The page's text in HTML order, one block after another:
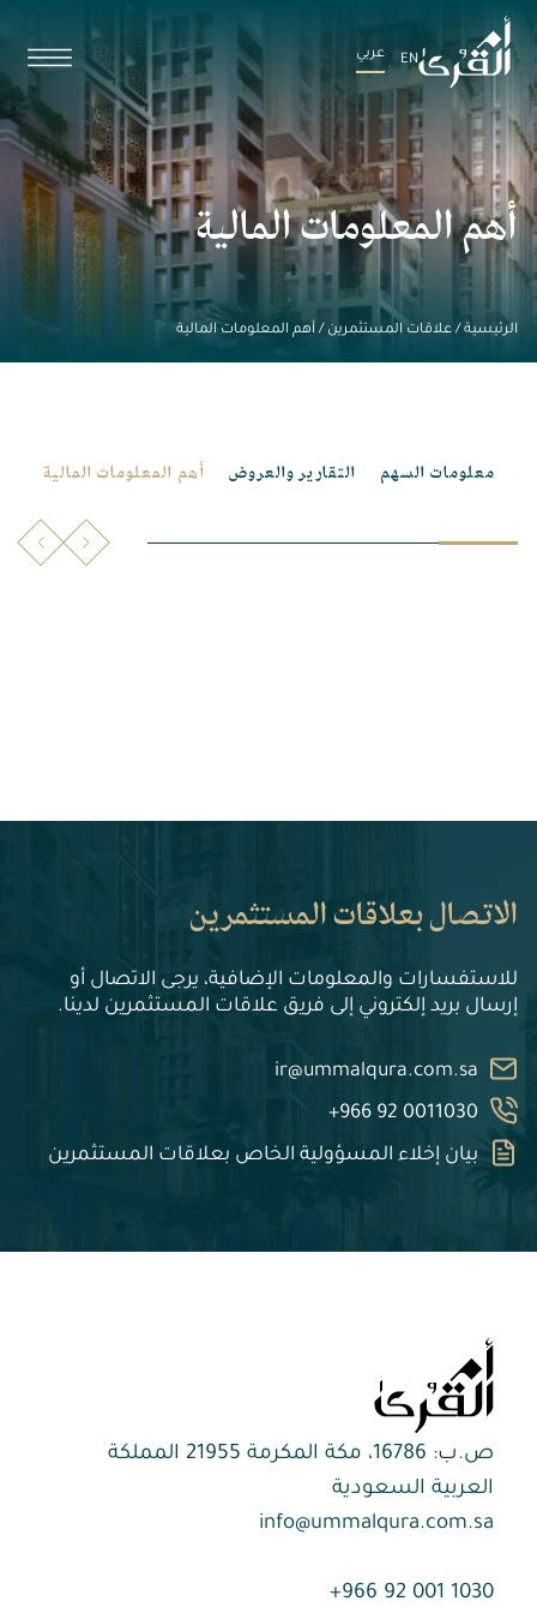
EN عربي
أهم المعلومات المالية
الرئيسية/علاقات المستثمرين /أهم المعلومات المالية
معلومات السهم التقارير والعروض أهم المعلومات المالية
الاتصال بعلاقات المستثمرين
للاستفسارات والمعلومات الإضافية، يرجى الاتصال أو
إرسال بريد إلكتروني إلى فريق علاقات المستثمرين لدينا.
ir@ummalqura.com.sa
+966 92 0011030
بيان إخلاء المسؤولية الخاص بعلاقات المستثمرين
ص.ب: 16786، مكة المكرمة 21955 المملكة
العربية السعودية
info@ummalqura.com.sa
1030 001 92 966+